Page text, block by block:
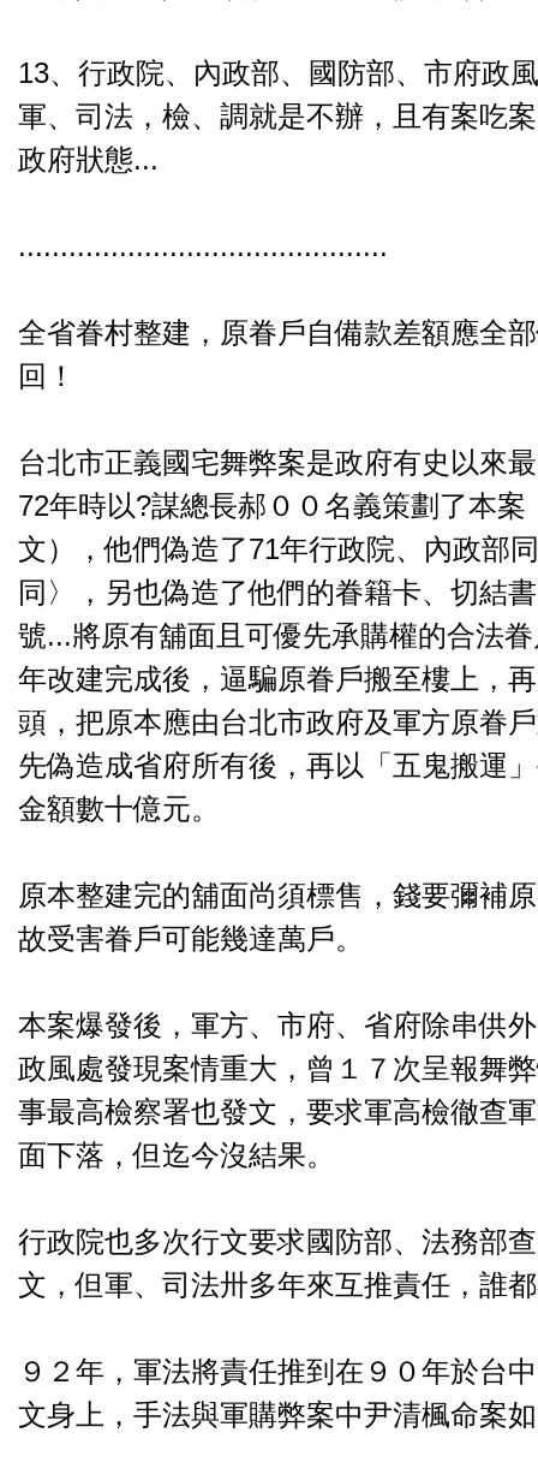
13、行政院、內政部、國防部、市府政
軍、司法，檢、調就是不辦，且有案吃
政府狀態...
............................................
全省眷村整建，原眷戶自備款差額應全
回！
台北市正義國宅舞弊案是政府有史以來
72年時以?謀總長郝００名義策劃了本案
文），他們偽造了71年行政院、內政部
同〉，另也偽造了他們的眷籍卡、切結
號...將原有舖面且可優先承購權的合法
年改建完成後，逼騙原眷戶搬至樓上，
頭，把原本應由台北市政府及軍方原眷
先偽造成省府所有後，再以「五鬼搬運
金額數十億元。
原本整建完的舖面尚須標售，錢要彌補
故受害眷戶可能幾達萬戶。
本案爆發後，軍方、市府、省府除串供
政風處發現案情重大，曾１７次呈報舞
事最高檢察署也發文，要求軍高檢徹查
面下落，但迄今沒結果。
行政院也多次行文要求國防部、法務部
文，但軍、司法卅多年來互推責任，誰
９２年，軍法將責任推到在９０年於台
文身上，手法與軍購弊案中尹清楓命案